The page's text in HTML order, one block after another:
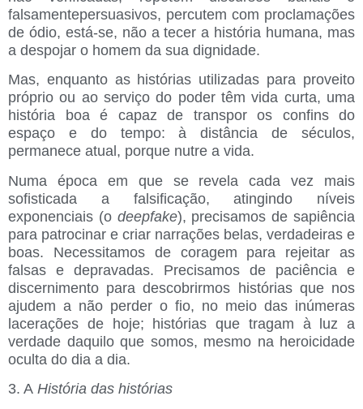
falsamentepersuasivos, percutem com proclamações
de ódio, está-se, não a tecer a história humana, mas
a despojar o homem da sua dignidade.
Mas, enquanto as histórias utilizadas para proveito
próprio ou ao serviço do poder têm vida curta, uma
história boa é capaz de transpor os confins do
espaço e do tempo: à distância de séculos,
permanece atual, porque nutre a vida.
Numa época em que se revela cada vez mais
sofisticada a falsificação, atingindo níveis
exponenciais (o deepfake), precisamos de sapiência
para patrocinar e criar narrações belas, verdadeiras e
boas. Necessitamos de coragem para rejeitar as
falsas e depravadas. Precisamos de paciência e
discernimento para descobrirmos histórias que nos
ajudem a não perder o fio, no meio das inúmeras
lacerações de hoje; histórias que tragam à luz a
verdade daquilo que somos, mesmo na heroicidade
oculta do dia a dia.
3. A História das histórias